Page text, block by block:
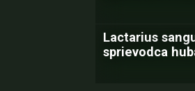
Lactarius
sprievodca